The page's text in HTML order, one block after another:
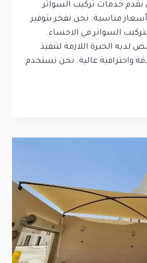
خدمات تركيب السواتر
مناسبة. نحن نفخر بتوفير
السواتر في الاحساء.
لديه الخبرة اللازمة لتنفيذ
واحترافية عالية. نحن نستخدم